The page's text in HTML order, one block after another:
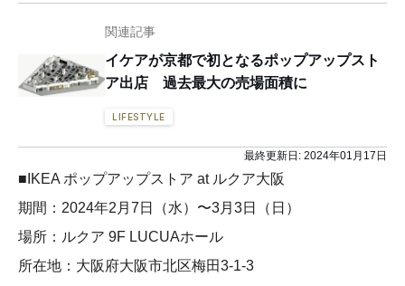
関連記事
イケアが京都で初となるポップアップスト
ア出店 過去最大の売場面積に
LIFESTYLE
最終更新日: 2024年01月17日
■IKEA ポップアップストア at ルクア大阪
期間：2024年2月7日（水）〜3月3日（日）
場所：ルクア 9F LUCUAホール
所在地：大阪府大阪市北区梅田3-1-3